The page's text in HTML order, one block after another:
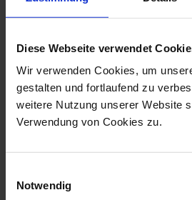
Diese Webseite verwendet
Wir verwenden Cookies, um
gestalten und fortlaufend zu
weitere Nutzung unserer Website
Verwendung von Cookies zu.
Notwendig
Zahntechnik im 4D-Zeitalter
online
Dr. Christian Leonhardt